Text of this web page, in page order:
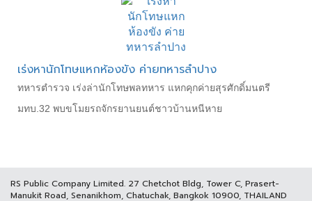
เร่งหานักโทษแหกห้องขัง ค่ายทหารลำปาง
ทหารตำรวจ เร่งล่านักโทษพลทหาร แหกคุกค่ายสุรศักดิ์มนตรี
มทบ.32 พบขโมยรถจักรยานยนต์ชาวบ้านหนีหาย
RS Public Company Limited. 27 Chetchot Bldg, Tower C, Prasert-
Manukit Road, Senanikhom, Chatuchak, Bangkok 10900, THAILAND